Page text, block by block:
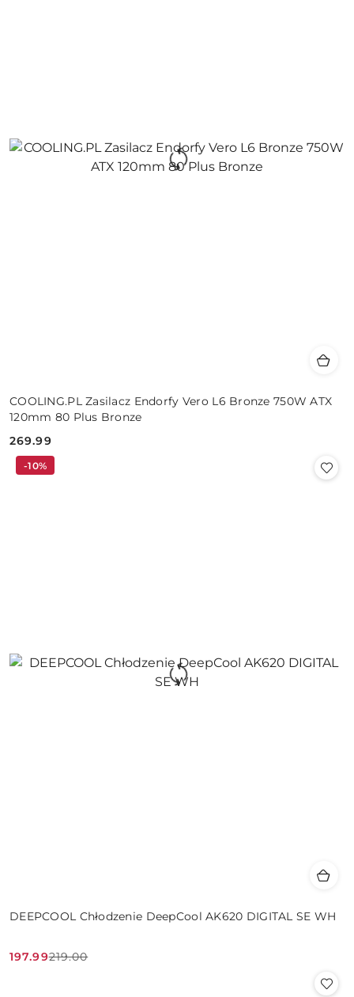
COOLING.PL Zasilacz Endorfy Vero L6 Bronze 750W ATX
120mm 80 Plus Bronze
Cena:
269.99
DEEPCOOL Chłodzenie DeepCool AK620 DIGITAL SE WH
Cena
197.99
Cena
219.00
-10%